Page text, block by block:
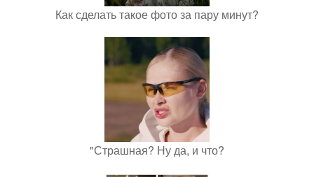
Как сделать такое фото за пару минут?
"Страшная? Ну да, и что?